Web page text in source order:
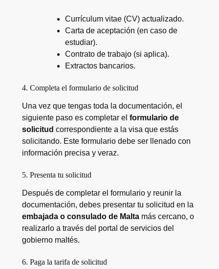
Currículum vitae (CV) actualizado.
Carta de aceptación (en caso de
estudiar).
Contrato de trabajo (si aplica).
Extractos bancarios.
4. Completa el formulario de solicitud
Una vez que tengas toda la documentación, el
siguiente paso es completar el formulario de
solicitud correspondiente a la visa que estás
solicitando. Este formulario debe ser llenado con
información precisa y veraz.
5. Presenta tu solicitud
Después de completar el formulario y reunir la
documentación, debes presentar tu solicitud en la
embajada o consulado de Maltamás cercano, o
realizarlo a través del portal de servicios del
gobierno maltés.
6. Paga la tarifa de solicitud